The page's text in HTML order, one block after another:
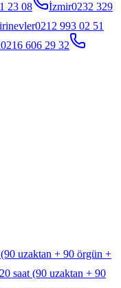
23 08 İzmir0232 329
0212 993 02 51
0216 606 29 32
(90 uzaktan + 90 örgün +
saat (90 uzaktan + 90